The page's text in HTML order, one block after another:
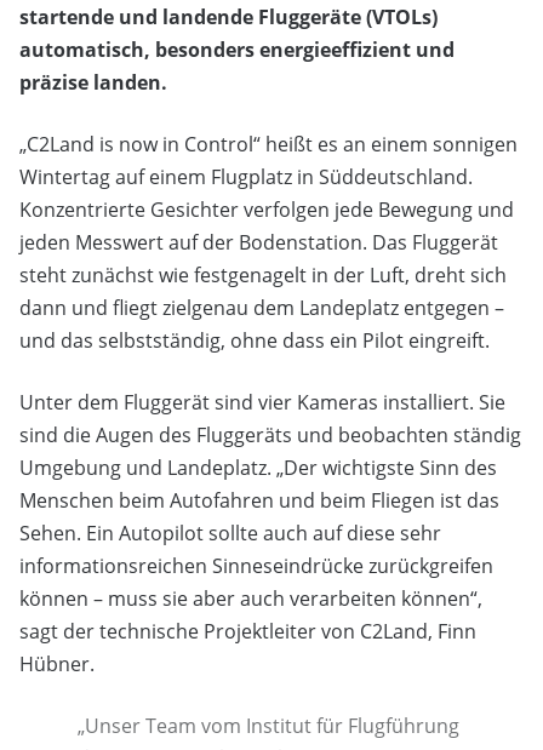
startende und landende Fluggeräte (VTOLs)
automatisch, besonders energieeffizient und
präzise landen.
„C2Land is now in Control“ heißt es an einem sonnigen
Wintertag auf einem Flugplatz in Süddeutschland.
Konzentrierte Gesichter verfolgen jede Bewegung und
jeden Messwert auf der Bodenstation. Das Fluggerät
steht zunächst wie festgenagelt in der Luft, dreht sich
dann und fliegt zielgenau dem Landeplatz entgegen –
und das selbstständig, ohne dass ein Pilot eingreift.
Unter dem Fluggerät sind vier Kameras installiert. Sie
sind die Augen des Fluggeräts und beobachten ständig
Umgebung und Landeplatz. „Der wichtigste Sinn des
Menschen beim Autofahren und beim Fliegen ist das
Sehen. Ein Autopilot sollte auch auf diese sehr
informationsreichen Sinneseindrücke zurückgreifen
können – muss sie aber auch verarbeiten können“,
sagt der technische Projektleiter von C2Land, Finn
Hübner.
„Unser Team vom Institut für Flugführung